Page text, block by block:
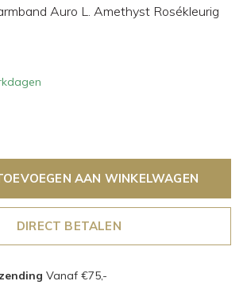
Auro L. Amethyst Rosékleurig
AAN WINKELWAGEN
DIRECT BETALEN
Vanaf €75,-